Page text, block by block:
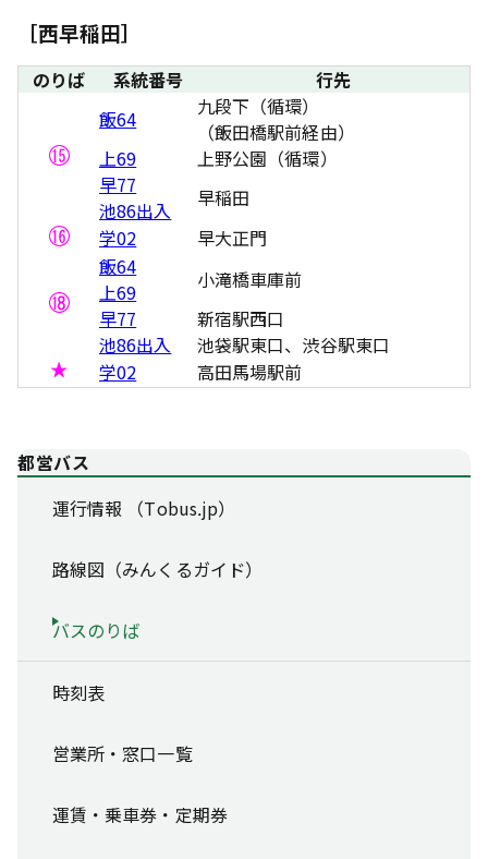
［西早稲田］
のりば 系統番号
行先
飯64
九段下（循環）
（飯田橋駅前経由）
上69
上野公園（循環）
早77
早稲田
池86出入
学02
早大正門
飯64
小滝橋車庫前
上69
早77
新宿駅西口
池86出入
池袋駅東口、渋谷駅東口
学02
高田馬場駅前
都営バス
運行情報 （Tobus.jp）
路線図（みんくるガイド）
バスのりば
時刻表
営業所・窓口一覧
運賃・乗車券・定期券